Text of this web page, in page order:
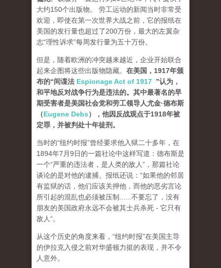
大约150个出版物。 劳工运动的新闻当时非常受
欢迎，即使在第一次世界大战之前，它的报纸在
美国的发行量也超过了200万份，最大的左翼杂
志“理性诉求”每周发行量为五十万份。
但是，随着欧洲的冲突越来越近，企业开始联合
起来企图将这些出版物隐藏。 在美国，1917年颁
布的“间谍法 Espionage Act of 1917 ”认为，
和平地反对战争行为是违法的。其中最著名的早
期受害者是美国社会党和劳工领导人尤金·德布斯
（Eugene Debs），他因反战观点于1918年被
定罪，并被判处十年徒刑。
当时的“纽约时报”曾经要求他入狱二十多年，在
1894年7月9日的一篇社论中这样写道：德布斯是
一个“严重的违法者，是人类的敌人”，那篇社论
谈论的是对他的逮捕。报纸还说：“如果他的邻居
有监狱的话，他们应该关押他，而他的恶劣言论
所引起的混乱也必须被压制......不要忘了，没有
朋友的美国政府永远不会被其士兵杀死 - 它只有
敌人“。
从这个历史的角度来看，“纽约时报”在美国主导
的伊拉克入侵之前对华盛顿力挺的表现，并不令
人意外。